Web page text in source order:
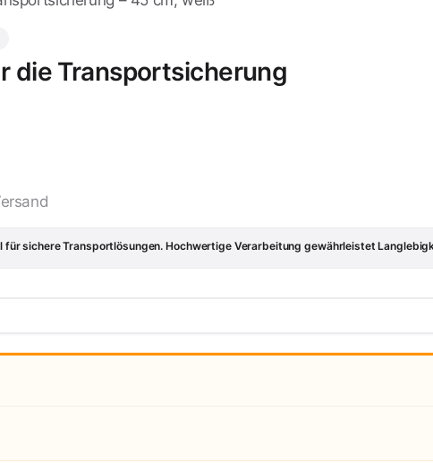
die Transportsicherung
sichere Transportlösungen. Hochwertige Verarbeitung gewährleistet